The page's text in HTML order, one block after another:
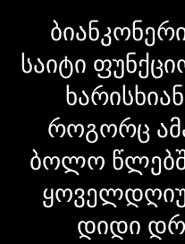
საიტი
როგორც
ბოლო
დიდი